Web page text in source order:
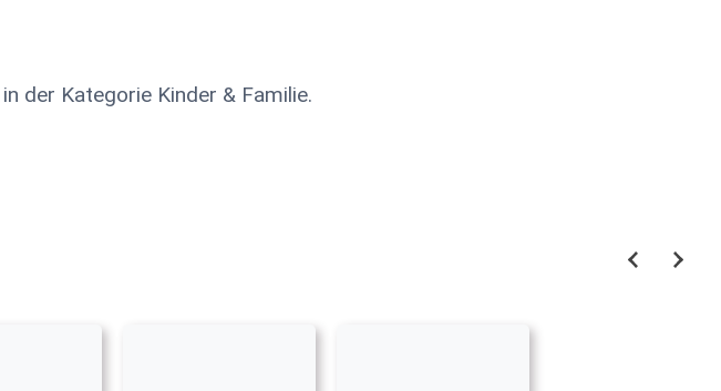
der Kategorie Kinder & Familie.